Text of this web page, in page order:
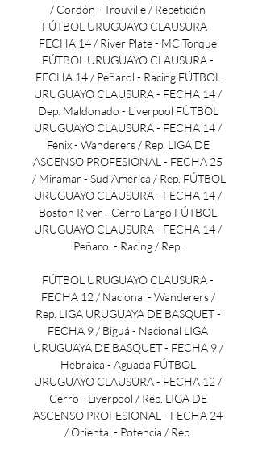
/ Cordón - Trouville / Repetición
FÚTBOL URUGUAYO CLAUSURA -
FECHA 14 / River Plate - MC Torque
FÚTBOL URUGUAYO CLAUSURA -
FECHA 14 / Peñarol - Racing FÚTBOL
URUGUAYO CLAUSURA - FECHA 14 /
Dep. Maldonado - Liverpool FÚTBOL
URUGUAYO CLAUSURA - FECHA 14 /
Fénix - Wanderers / Rep. LIGA DE
ASCENSO PROFESIONAL - FECHA 25
/ Miramar - Sud América / Rep. FÚTBOL
URUGUAYO CLAUSURA - FECHA 14 /
Boston River - Cerro Largo FÚTBOL
URUGUAYO CLAUSURA - FECHA 14 /
Peñarol - Racing / Rep.
FÚTBOL URUGUAYO CLAUSURA -
FECHA 12 / Nacional - Wanderers /
Rep. LIGA URUGUAYA DE BASQUET -
FECHA 9 / Biguá - Nacional LIGA
URUGUAYA DE BASQUET - FECHA 9 /
Hebraica - Aguada FÚTBOL
URUGUAYO CLAUSURA - FECHA 12 /
Cerro - Liverpool / Rep. LIGA DE
ASCENSO PROFESIONAL - FECHA 24
/ Oriental - Potencia / Rep.